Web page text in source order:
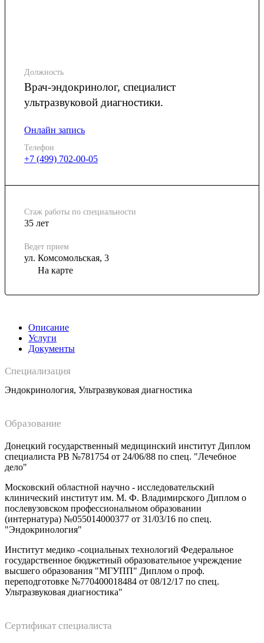
Должность
Врач-эндокринолог, специалист
ультразвуковой диагностики.
Онлайн запись
Телефон
+7 (499) 702-00-05
Стаж работы по специальности
35 лет
Ведет прием
ул. Комсомольская, 3
На карте
Описание
Услуги
Документы
Специализация
Эндокринология, Ультразвуковая диагностика
Образование
Донецкий государственный медицинский институт Диплом
специалиста РВ №781754 от 24/06/88 по спец. "Лечебное
дело"
Московский областной научно - исследовательский
клинический институт им. М. Ф. Владимирского Диплом о
послевузовском профессиональном образовании
(интернатура) №055014000377 от 31/03/16 по спец.
"Эндокринология"
Институт медико -социальных технологий Федеральное
государственное бюджетный образовательное учреждение
высшего образования "МГУПП" Диплом о проф.
переподготовке №770400018484 от 08/12/17 по спец.
Ультразвуковая диагностика"
Сертификат специалиста